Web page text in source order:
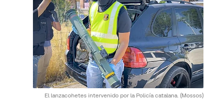
El lanzacohetes intervenido por la Policía catalana. (Mossos)